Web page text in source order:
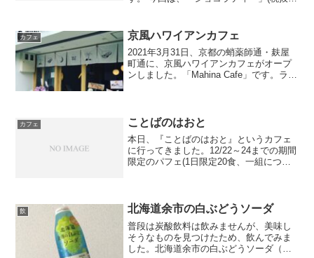
じました。 小さい頃には馴染みがあるけ
ど、大人にな...
カフェ 京風ハワイアンカフェ
2021年3月31日、京都の蛸薬師通・麸屋
町通に、京風ハワイアンカフェがオープ
ンしました。「Mahina Cafe」です。ラン
カフェ ことばのはおと
本日、『ことばのはおと』というカフェ
に行ってきました。12/22～24までの期間
限定のパフェ(1日限定20食、一組につき1
さるよ...
飲 北海道余市の白ぶどうソーダ
普段は炭酸飲料は飲みませんが、美味し
そうなものを見つけたため、飲んでみま
した。北海道余市の白ぶどうソーダ（税